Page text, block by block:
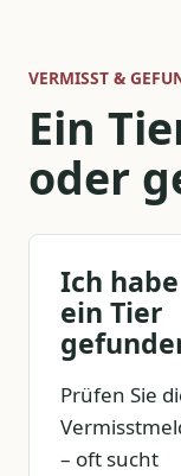
VERMISST &
Ein
oder
Ich habe
ein Tier
Prüfen Sie
– oft sucht